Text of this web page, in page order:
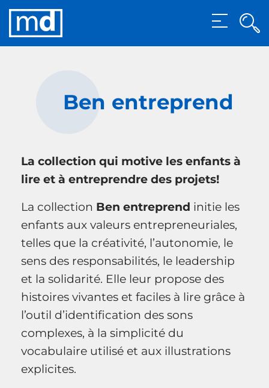
MENU
Ben entreprend
La collection qui motive les enfants à
lire et à entreprendre des projets!
La collection Ben entreprend initie les
enfants aux valeurs entrepreneuriales,
telles que la créativité, l’autonomie, le
sens des responsabilités, le leadership
et la solidarité. Elle leur propose des
histoires vivantes et faciles à lire grâce à
l’outil d’identification des sons
complexes, à la simplicité du
vocabulaire utilisé et aux illustrations
explicites.